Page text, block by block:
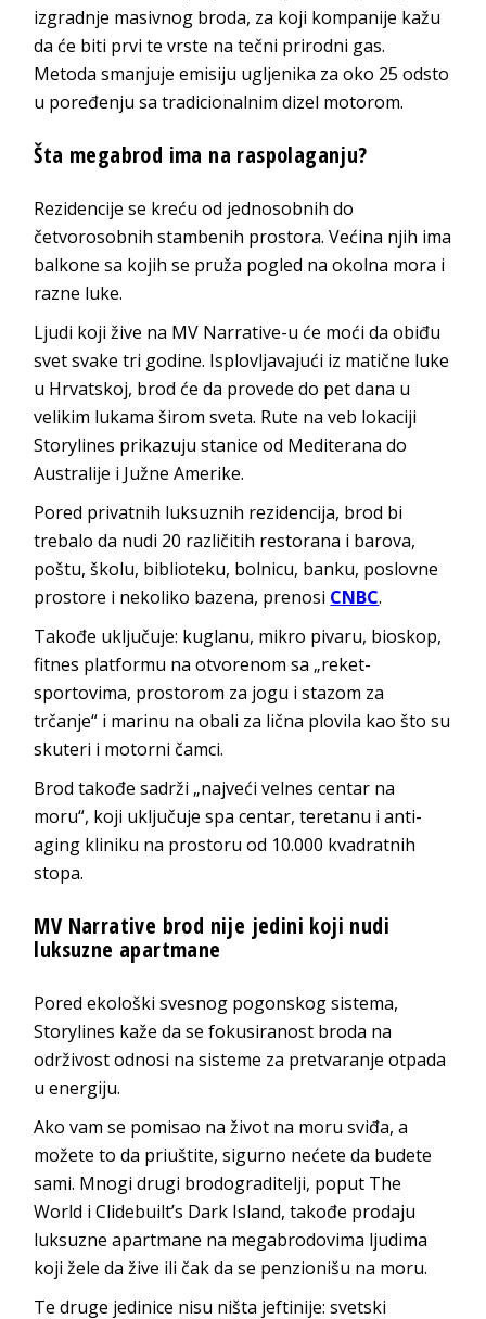
izgradnje masivnog broda, za koji kompanije kažu
da će biti prvi te vrste na tečni prirodni gas.
Metoda smanjuje emisiju ugljenika za oko 25 odsto
u poređenju sa tradicionalnim dizel motorom.
Šta megabrod ima na raspolaganju?
Rezidencije se kreću od jednosobnih do
četvorosobnih stambenih prostora. Većina njih ima
balkone sa kojih se pruža pogled na okolna mora i
razne luke.
Ljudi koji žive na MV Narrative-u će moći da obiđu
svet svake tri godine. Isplovljavajući iz matične luke
u Hrvatskoj, brod će da provede do pet dana u
velikim lukama širom sveta. Rute na veb lokaciji
Storylines prikazuju stanice od Mediterana do
Australije i Južne Amerike.
Pored privatnih luksuznih rezidencija, brod bi
trebalo da nudi 20 različitih restorana i barova,
poštu, školu, biblioteku, bolnicu, banku, poslovne
prostore i nekoliko bazena, prenosi CNBC.
Takođe uključuje: kuglanu, mikro pivaru, bioskop,
fitnes platformu na otvorenom sa „reket-
sportovima, prostorom za jogu i stazom za
trčanje“ i marinu na obali za lična plovila kao što su
skuteri i motorni čamci.
Brod takođe sadrži „najveći velnes centar na
moru“, koji uključuje spa centar, teretanu i anti-
aging kliniku na prostoru od 10.000 kvadratnih
stopa.
MV Narrative brod nije jedini koji nudi
luksuzne apartmane
Pored ekološki svesnog pogonskog sistema,
Storylines kaže da se fokusiranost broda na
održivost odnosi na sisteme za pretvaranje otpada
u energiju.
Ako vam se pomisao na život na moru sviđa, a
možete to da priuštite, sigurno nećete da budete
sami. Mnogi drugi brodograditelji, poput The
World i Clidebuilt’s Dark Island, takođe prodaju
luksuzne apartmane na megabrodovima ljudima
koji žele da žive ili čak da se penzionišu na moru.
Te druge jedinice nisu ništa jeftinije: svetski